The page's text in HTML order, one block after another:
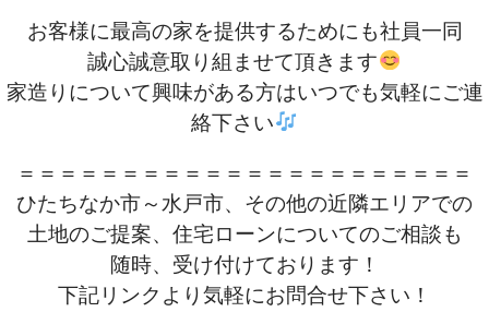
お客様に最高の家を提供するためにも社員一同
誠心誠意取り組ませて頂きます
家造りについて興味がある方はいつでも気軽にご連
絡下さい
＝＝＝＝＝＝＝＝＝＝＝＝＝＝＝＝＝＝＝＝＝＝
ひたちなか市～水戸市、その他の近隣エリアでの
土地のご提案、住宅ローンについてのご相談も
随時、受け付けております！
下記リンクより気軽にお問合せ下さい！